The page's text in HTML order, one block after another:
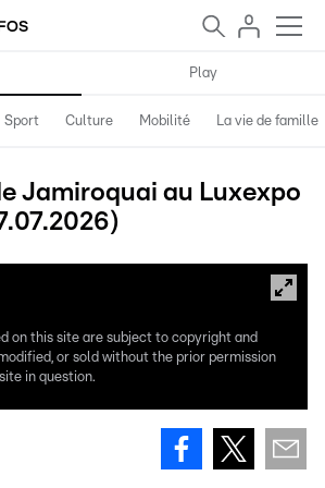
Play
Sport Culture Mobilité La vie de famille
Jamiroquai au Luxexpo
on this site are subject to copyright and
or sold without the prior permission
in question.